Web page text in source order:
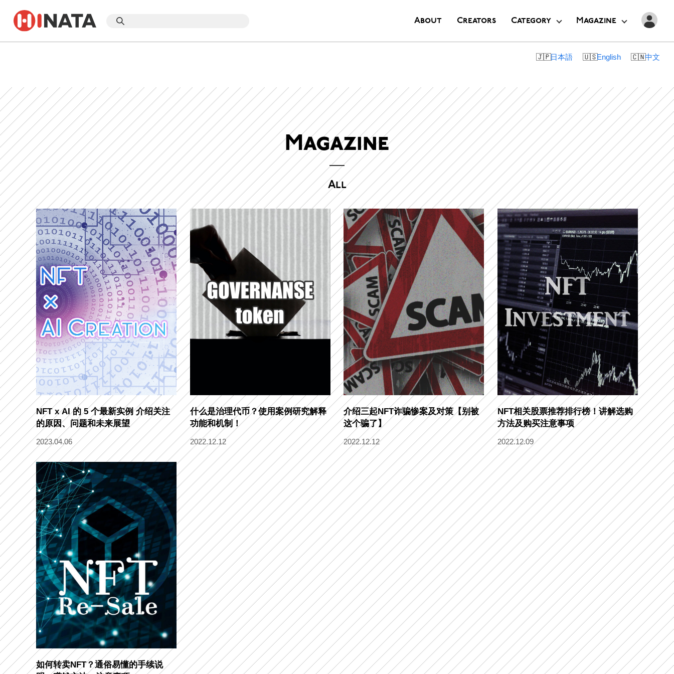
About Creators Category Magazine
English
日本語 中文
Magazine
All
NFT x AI 的 5 个最新实例 介绍关注
的原因、问题和未来展望
2023.04.06
什么是治理代币？使用案例研究解释
功能和机制！
2022.12.12
介绍三起NFT诈骗惨案及对策【别被
这个骗了】
2022.12.12
NFT相关股票推荐排行榜！讲解选购
方法及购买注意事项
2022.12.09
如何转卖NFT？通俗易懂的手续说